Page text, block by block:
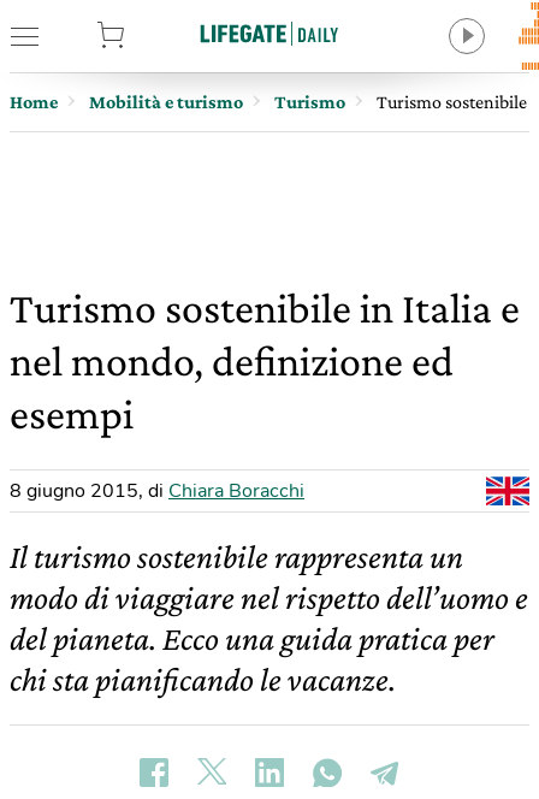
Home Mobilità e turismo Turismo Turismo sostenibile
Turismo sostenibile in Italia e
nel mondo, definizione ed
esempi
8 giugno 2015, di Chiara Boracchi
Il turismo sostenibile rappresenta un
modo di viaggiare nel rispetto dell’uomo e
del pianeta. Ecco una guida pratica per
chi sta pianificando le vacanze.